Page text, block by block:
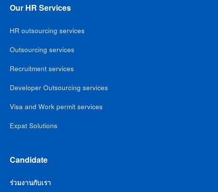
Our HR Services
HR outsourcing services
Outsourcing services
Recruitment services
Developer Outsourcing services
Visa and Work permit services
Expat Solutions
Candidate
ร่วมงานกับเรา